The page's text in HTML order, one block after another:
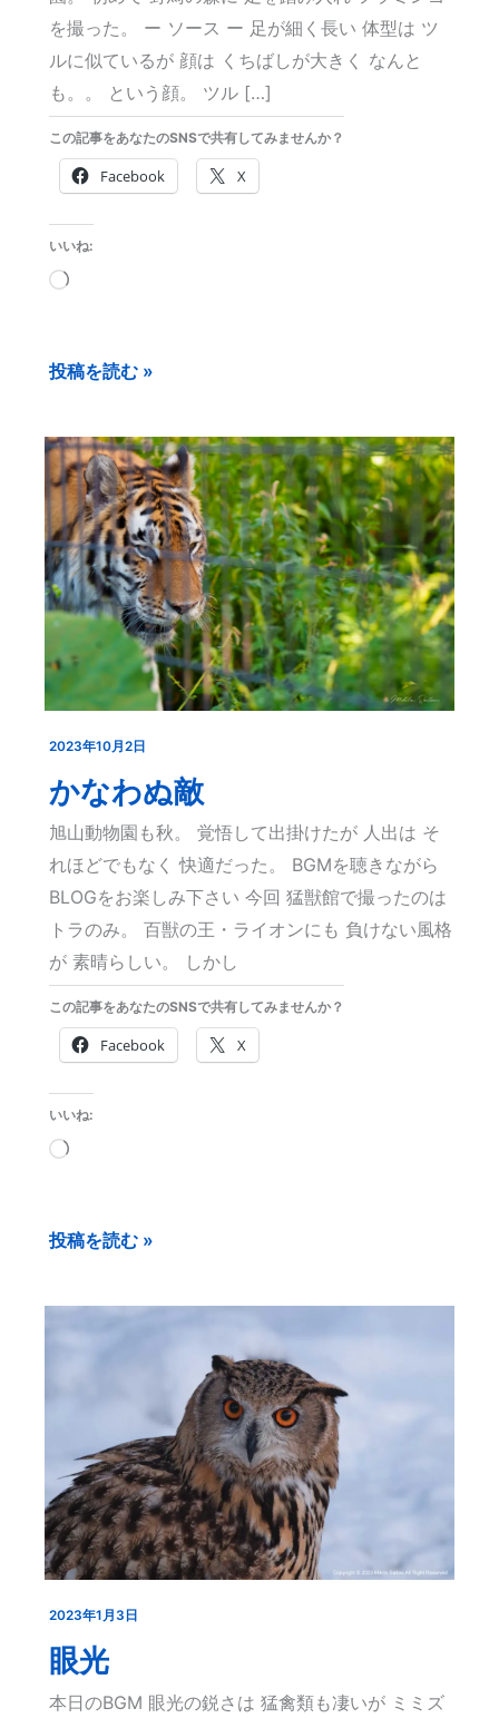
を撮った。 ー ソース ー 足が細く長い 体型は ツ
ルに似ているが 顔は くちばしが大きく なんと
も。。 という顔。 ツル […]
この記事をあなたのSNSで共有してみませんか？
Facebook X
いいね:
読
み
投稿を読む »
2023年10月2日
かなわぬ敵
旭山動物園も秋。 覚悟して出掛けたが 人出は そ
れほどでもなく 快適だった。 BGMを聴きながら
BLOGをお楽しみ下さい 今回 猛獣館で撮ったのは
トラのみ。 百獣の王・ライオンにも 負けない風格
が 素晴らしい。 しかし
この記事をあなたのSNSで共有してみませんか？
Facebook X
いいね:
読
み
か
な
敵
投稿を読む »
2023年1月3日
眼光
本日のBGM 眼光の鋭さは 猛禽類も凄いが ミミズ
眼
光